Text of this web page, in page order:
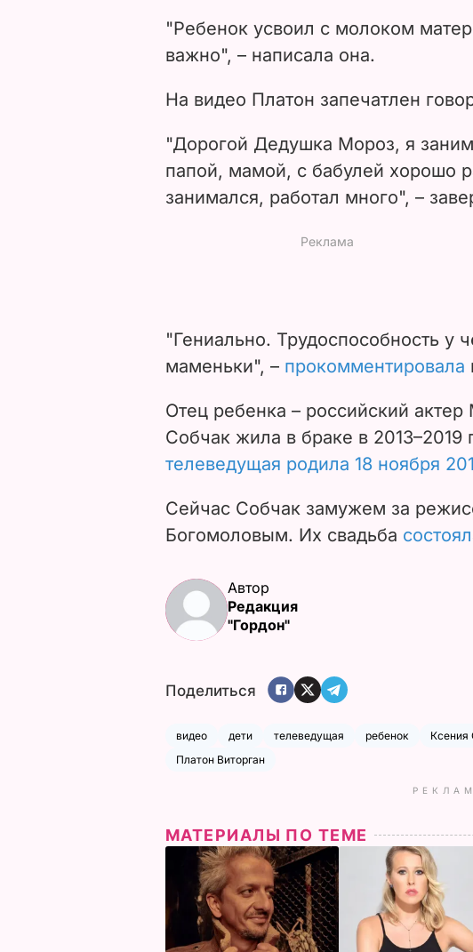
d
o
"Ребенок усвоил с молоком
важно", – написала она.
На видео Платон запечатлен
"Дорогой Дедушка Мороз, я
папой, мамой, с бабулей хорошо
занимался, работал много", –
"Гениально. Трудоспособность у
маменьки", – прокомментировала
Отец ребенка – российский
Собчак жила в браке в 2013–2019
телеведущая родила 18 ноября
Сейчас Собчак замужем за
Богомоловым. Их свадьба
Автор
Редакция
"Гордон"
Поделиться
видео дети телеведущая ребенок Ксения
Платон Виторган
МАТЕРИАЛЫ ПО ТЕМЕ